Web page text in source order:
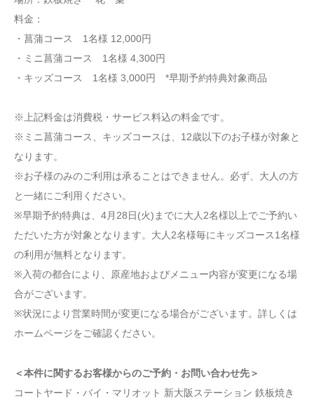
料金：
・菖蒲コース 1名様 12,000円
・ミニ菖蒲コース 1名様 4,300円
・キッズコース 1名様 3,000円 *早期予約特典対象商品
※上記料金は消費税・サービス料込の料金です。
※ミニ菖蒲コース、キッズコースは、12歳以下のお子様が対象と
なります。
※お子様のみのご利用は承ることはできません。必ず、大人の方
と一緒にご利用ください。
※早期予約特典は、4月28日(火)までに大人2名様以上でご予約い
ただいた方が対象となります。大人2名様毎にキッズコース1名様
の利用が無料となります。
※入荷の都合により、原産地およびメニュー内容が変更になる場
合がございます。
※状況により営業時間が変更になる場合がございます。詳しくは
ホームページをご確認ください。
＜本件に関するお客様からのご予約・お問い合わせ先＞
コートヤード・バイ・マリオット 新大阪ステーション 鉄板焼き